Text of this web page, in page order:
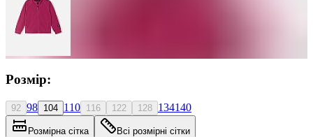
Розмір:
92 98 104 110 116 122 128 134140
Розмірна сітка Всі розмірні сітки